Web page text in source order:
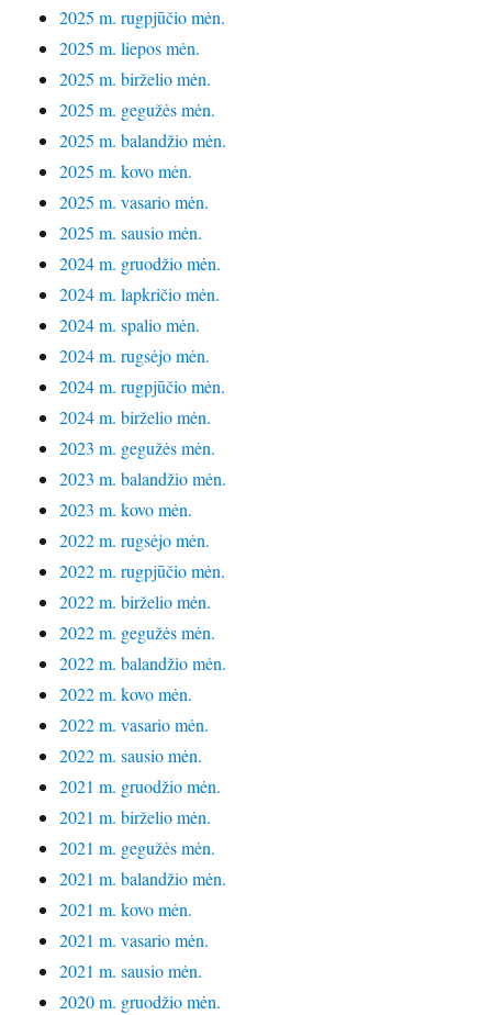
2025 m. rugpjūčio mėn.
2025 m. liepos mėn.
2025 m. birželio mėn.
2025 m. gegužės mėn.
2025 m. balandžio mėn.
2025 m. kovo mėn.
2025 m. vasario mėn.
2025 m. sausio mėn.
2024 m. gruodžio mėn.
2024 m. lapkričio mėn.
2024 m. spalio mėn.
2024 m. rugsėjo mėn.
2024 m. rugpjūčio mėn.
2024 m. birželio mėn.
2023 m. gegužės mėn.
2023 m. balandžio mėn.
2023 m. kovo mėn.
2022 m. rugsėjo mėn.
2022 m. rugpjūčio mėn.
2022 m. birželio mėn.
2022 m. gegužės mėn.
2022 m. balandžio mėn.
2022 m. kovo mėn.
2022 m. vasario mėn.
2022 m. sausio mėn.
2021 m. gruodžio mėn.
2021 m. birželio mėn.
2021 m. gegužės mėn.
2021 m. balandžio mėn.
2021 m. kovo mėn.
2021 m. vasario mėn.
2021 m. sausio mėn.
2020 m. gruodžio mėn.